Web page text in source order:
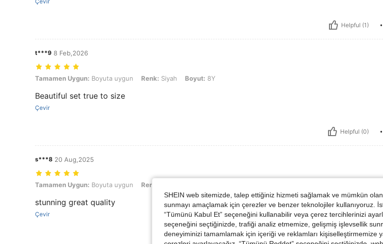
Helpful (1)
t***9 8 Feb,2026
Tamamen Uygun: Boyuta uygun, Renk: Siyah, Boyut: 8Y
Tamamen Uygun: Boyuta uygun Renk: Siyah Boyut: 8Y
Beautiful set true to size
Çevir
Helpful (0)
s***8 20 Aug,2025
Tamamen Uygun: Boyuta uygun, Renk: Siyah, Boyut: 8Y
Tamamen Uygun: Boyuta uygun Renk:
stunning great quality
Çevir
Helpful (0)
SHEIN web sitemizde, talep ettiğiniz hizmeti sağlamak ve mümkün
sunmayı amaçlamak için çerezler ve benzer teknolojiler kullanıyoruz.
“Tümünü Kabul Et” seçeneğini kullanabilir veya çerez tercihlerinizi
seçeneğini seçtiğinizde, trafiği analiz etmemize, gelişmiş işlevsellik
deneyiminizi tamamlamak için içeriği ve reklamları kişiselleştirmemize